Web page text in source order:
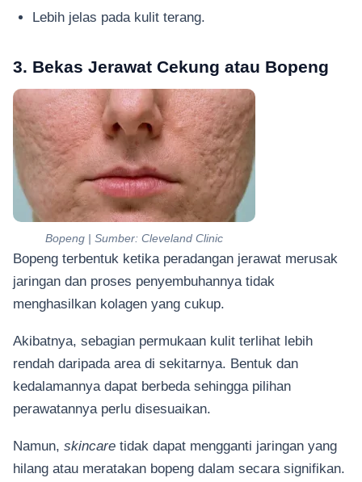
Lebih jelas pada kulit terang.
3. Bekas Jerawat Cekung atau Bopeng
Bopeng | Sumber: Cleveland Clinic
Bopeng terbentuk ketika peradangan jerawat merusak
jaringan dan proses penyembuhannya tidak
menghasilkan kolagen yang cukup.
Akibatnya, sebagian permukaan kulit terlihat lebih
rendah daripada area di sekitarnya. Bentuk dan
kedalamannya dapat berbeda sehingga pilihan
perawatannya perlu disesuaikan.
Namun, skincare tidak dapat mengganti jaringan yang
hilang atau meratakan bopeng dalam secara signifikan.